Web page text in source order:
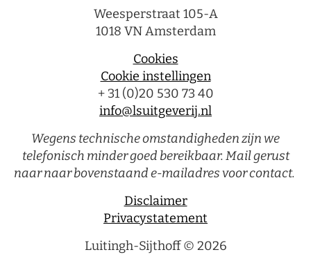
Weesperstraat 105-A
1018 VN Amsterdam
Cookies
Cookie instellingen
+ 31 (0)20 530 73 40
info@lsuitgeverij.nl
Wegens technische omstandigheden zijn we
telefonisch minder goed bereikbaar. Mail gerust
naar naar bovenstaand e-mailadres voor contact.
Disclaimer
Privacystatement
Luitingh-Sijthoff © 2026